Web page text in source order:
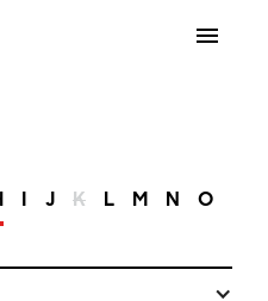
I J K L M N O